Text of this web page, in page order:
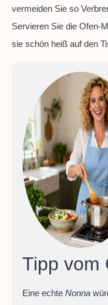
vermeiden Sie so
Servieren Sie die Ofen-
sie schön heiß auf den
Tipp vom
Eine echte Nonna